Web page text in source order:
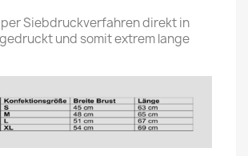
per Siebdruckverfahren direkt in
und somit extrem lange